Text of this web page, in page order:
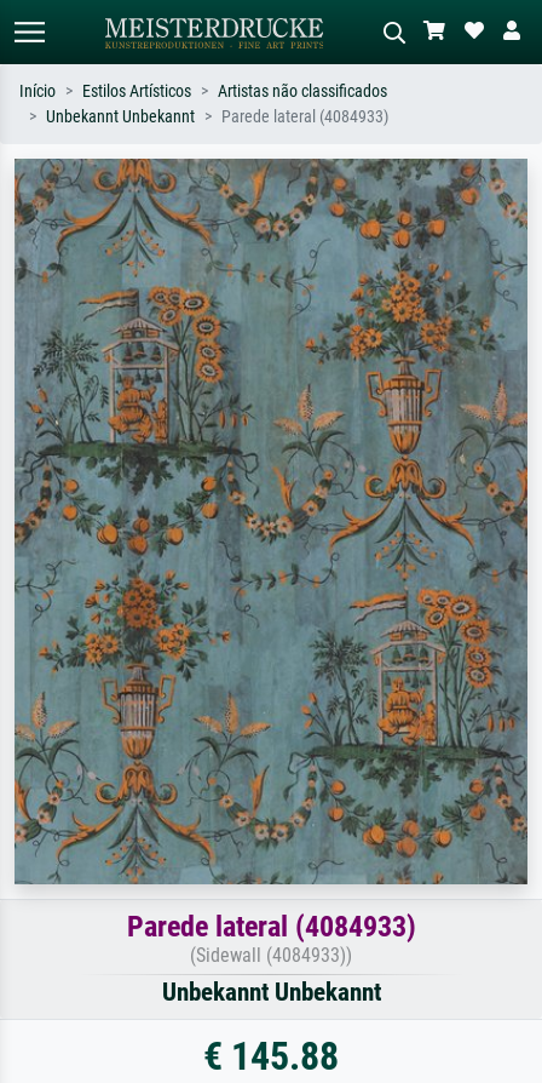
Pesquise por artista, título ou estilo –
ex: Monet, Noite Estrelada,
impressionismo, onda de Hokusai, nu.
Descreva a cena – ex: prado verde,
abstrato com muito vermelho, pintura
a óleo escura, nu em pé ao lado de
uma árvore.
Início Estilos Artísticos
Artistas não classificados
Unbekannt Unbekannt
Parede lateral (4084933)
Parede lateral (4084933)
(Sidewall (4084933))
Unbekannt Unbekannt
€ 145.88